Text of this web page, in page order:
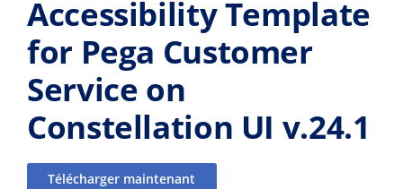
Accessibility Template
for Pega Customer
Service on
Constellation UI v.24.1
Télécharger maintenant